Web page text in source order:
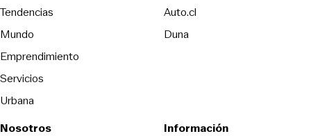
Tendencias
Mundo
Emprendimiento
Servicios
Urbana
Auto.cl
Duna
Nosotros Información